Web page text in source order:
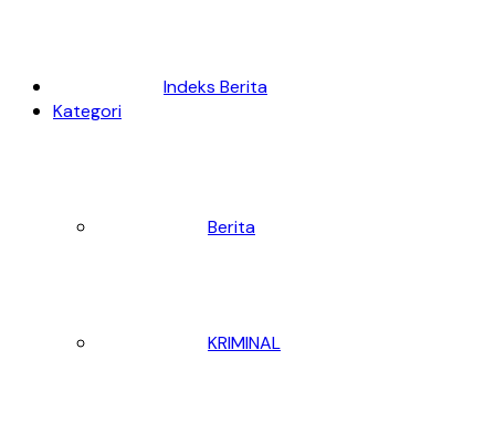
Indeks Berita
Kategori
Berita
KRIMINAL